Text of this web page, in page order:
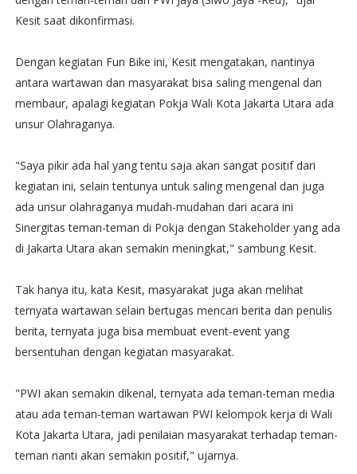
Kesit saat dikonfirmasi.
Dengan kegiatan Fun Bike ini, Kesit mengatakan, nantinya
antara wartawan dan masyarakat bisa saling mengenal dan
membaur, apalagi kegiatan Pokja Wali Kota Jakarta Utara ada
unsur Olahraganya.
"Saya pikir ada hal yang tentu saja akan sangat positif dari
kegiatan ini, selain tentunya untuk saling mengenal dan juga
ada unsur olahraganya mudah-mudahan dari acara ini
Sinergitas teman-teman di Pokja dengan Stakeholder yang ada
di Jakarta Utara akan semakin meningkat," sambung Kesit.
Tak hanya itu, kata Kesit, masyarakat juga akan melihat
ternyata wartawan selain bertugas mencari berita dan penulis
berita, ternyata juga bisa membuat event-event yang
bersentuhan dengan kegiatan masyarakat.
"PWI akan semakin dikenal, ternyata ada teman-teman media
atau ada teman-teman wartawan PWI kelompok kerja di Wali
Kota Jakarta Utara, jadi penilaian masyarakat terhadap teman-
teman nanti akan semakin positif," ujarnya.